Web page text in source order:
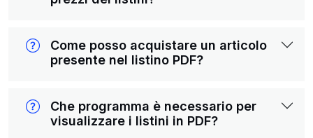
Come posso acquistare un articolo
presente nel listino PDF?
Che programma è necessario per
visualizzare i listini in PDF?